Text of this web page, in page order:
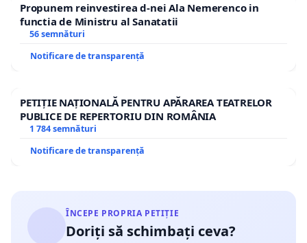
Propunem reinvestirea d-nei Ala Nemerenco in
functia de Ministru al Sanatatii
56 semnături
Notificare de transparență
PETIȚIE NAȚIONALĂ PENTRU APĂRAREA TEATRELOR
PUBLICE DE REPERTORIU DIN ROMÂNIA
1 784 semnături
Notificare de transparență
ÎNCEPE PROPRIA PETIȚIE
Doriți să schimbați ceva?